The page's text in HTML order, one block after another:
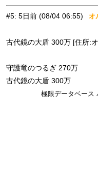
#5: 5日前 (08/04 06:55) オ
古代鏡の大盾 300万 [住所:
守護竜のつるぎ 270万
古代鏡の大盾 300万
極限データベース